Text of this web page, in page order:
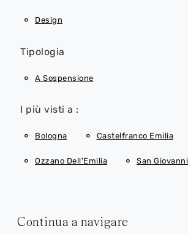
Design
Tipologia
A Sospensione
I più visti a :
Bologna Castelfranco Emilia
Ozzano Dell'Emilia San
Continua a navigare